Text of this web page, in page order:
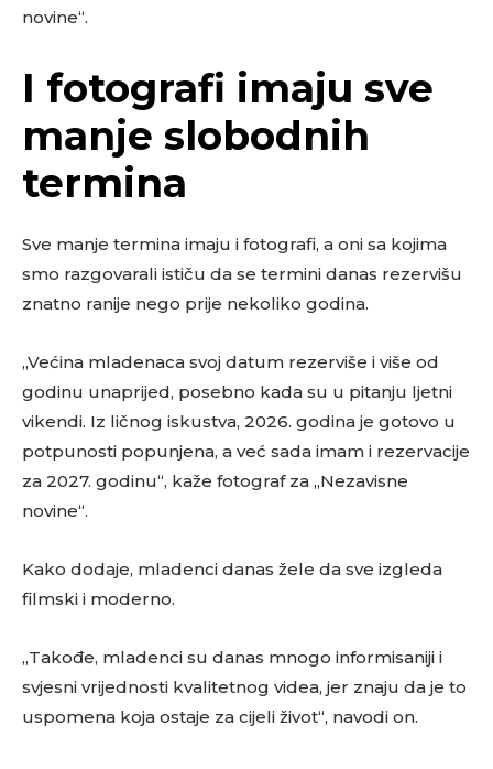
novine“.
I fotografi imaju sve
manje slobodnih
termina
Sve manje termina imaju i fotografi, a oni sa kojima
smo razgovarali ističu da se termini danas rezervišu
znatno ranije nego prije nekoliko godina.
„Većina mladenaca svoj datum rezerviše i više od
godinu unaprijed, posebno kada su u pitanju ljetni
vikendi. Iz ličnog iskustva, 2026. godina je gotovo u
potpunosti popunjena, a već sada imam i rezervacije
za 2027. godinu“, kaže fotograf za „Nezavisne
novine“.
Kako dodaje, mladenci danas žele da sve izgleda
filmski i moderno.
„Takođe, mladenci su danas mnogo informisaniji i
svjesni vrijednosti kvalitetnog videa, jer znaju da je to
uspomena koja ostaje za cijeli život“, navodi on.